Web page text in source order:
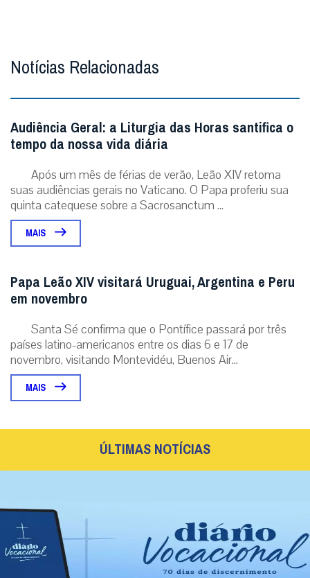
Notícias Relacionadas
Audiência Geral: a Liturgia das Horas santifica o
tempo da nossa vida diária
Após um mês de férias de verão, Leão XIV retoma
suas audiências gerais no Vaticano. O Papa proferiu sua
quinta catequese sobre a Sacrosanctum ...
MAIS
Papa Leão XIV visitará Uruguai, Argentina e Peru
em novembro
Santa Sé confirma que o Pontífice passará por três
países latino-americanos entre os dias 6 e 17 de
novembro, visitando Montevidéu, Buenos Air...
MAIS
ÚLTIMAS NOTÍCIAS